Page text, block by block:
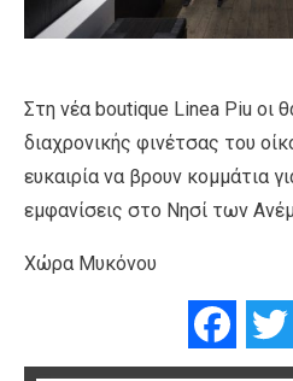
Στη νέα boutique Linea Piu οι
διαχρονικής φινέτσας του
ευκαιρία να βρουν κομμάτια
εμφανίσεις στο Νησί των
Χώρα Μυκόνου